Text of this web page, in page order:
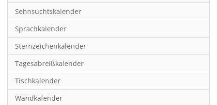
Kinderkalender
Kunst
Länder & Städte
Landschaft & Natur
Lifestyle
Literatur
Sehnsuchtskalender
Sprachkalender
Sternzeichenkalender
Tagesabreißkalender
Tischkalender
Wandkalender